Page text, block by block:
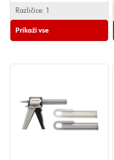
Različice: 1
Prikaži vse